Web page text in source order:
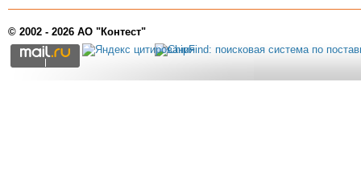
© 2002 - 2026 АО "Контест"